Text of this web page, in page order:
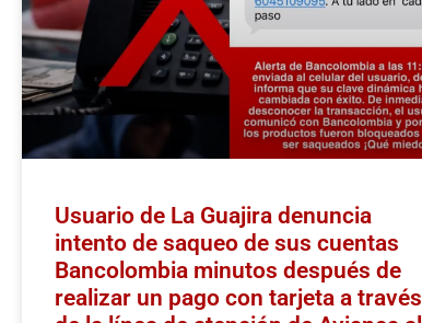
Usuario de La Guajira denuncia
intento de saqueo de sus cuentas
Bancolombia minutos después de
realizar un pago con tarjeta a través